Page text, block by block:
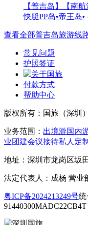
【普吉岛】【南
快艇PP岛•帝王岛•
查看全部普吉岛旅游线
常见问题
护照签证
关于国旅
付款方式
帮助中心
版权所有：国旅（深圳
业务范围： 出境游国内
业团建会议接待私人定制
地址：深圳市龙岗区坂
法定代表人：成杨 营业
粤ICP备2024213249号统
91440300MADC22CB4T